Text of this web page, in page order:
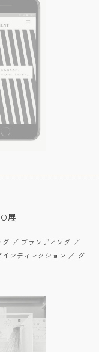
展
／ ブランディング ／
ンディレクション ／ グ